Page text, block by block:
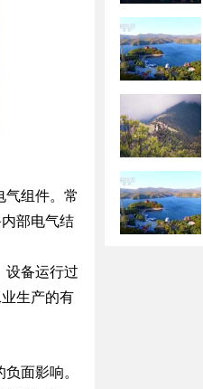
气组件。常
部电气结
设备运行过
生产的有
面影响。